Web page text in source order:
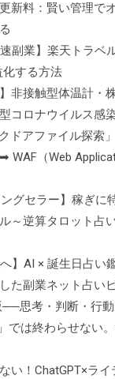
新料：賢い管理で
速副業】楽天トラベ
化する方法
非接触型体温計・
コロナウイルス感
ドアファイル探索
WAF（Web
グセラー】稼ぎに
～逆算タロット占
】AI × 誕生日占い
た副業ネット占い
──思考・判断・行
では終わらせない
い！ChatGPT×ラ